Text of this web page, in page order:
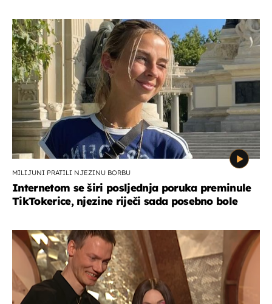
MILIJUNI PRATILI NJEZINU BORBU
Internetom se širi posljednja poruka preminule
TikTokerice, njezine riječi sada posebno bole